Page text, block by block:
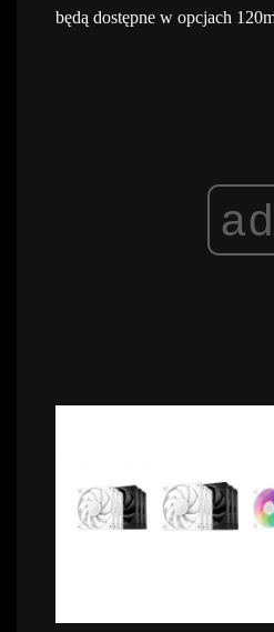
będą dostępne w opcjach
ad